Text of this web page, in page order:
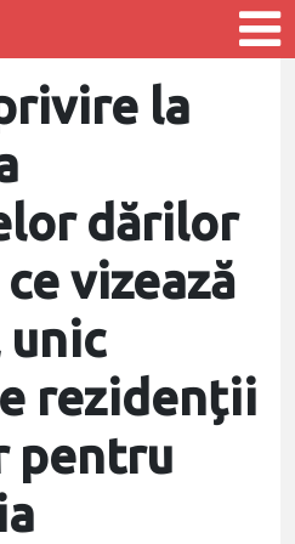
la
dărilor
vizează
rezidenții
pentru